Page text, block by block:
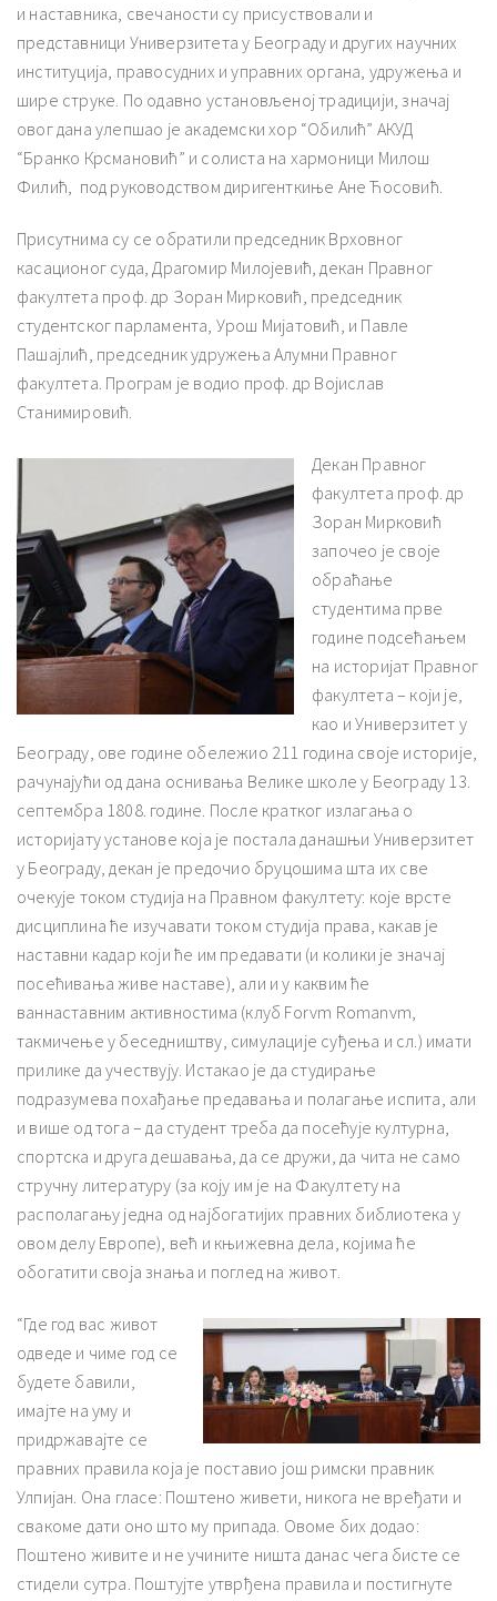
и наставника, свечаности су присуствовали и
представници Универзитета у Београду и других научних
институција, правосудних и управних органа, удружења и
шире струке. По одавно установљеној традицији, значај
овог дана улепшао је академски хор “Обилић” АКУД
“Бранко Крсмановић” и солиста на хармоници Милош
Филић, под руководством диригенткиње Ане Ћосовић.
Присутнима су се обратили председник Врховног
касационог суда, Драгомир Милојевић, декан Правног
факултета проф. др Зоран Мирковић, председник
студентског парламента, Урош Мијатовић, и Павле
Пашајлић, председник удружења Алумни Правног
факултета. Програм је водио проф. др Војислав
Станимировић.
Декан Правног
факултета проф. др
Зоран Мирковић
започео је своје
обраћање
студентима прве
године подсећањем
на историјат Правног
факултета – који је,
као и Универзитет у
Београду, ове године обележио 211 година своје историје,
рачунајући од дана оснивања Велике школе у Београду 13.
септембра 1808. године. После кратког излагања о
историјату установе која је постала данашњи Универзитет
у Београду, декан је предочио бруцошима шта их све
очекује током студија на Правном факултету: које врсте
дисциплина ће изучавати током студија права, какав је
наставни кадар који ће им предавати (и колики је значај
посећивања живе наставе), али и у каквим ће
ваннаставним активностима (клуб Forvm Romanvm,
такмичење у беседништву, симулације суђења и сл.) имати
прилике да учествују. Истакао је да студирање
подразумева похађање предавања и полагање испита, али
и више од тога – да студент треба да посећује културна,
спортска и друга дешавања, да се дружи, да чита не само
стручну литературу (за коју им је на Факултету на
располагању једна од најбогатијих правних библиотека у
овом делу Европе), већ и књижевна дела, којима ће
обогатити своја знања и поглед на живот.
“Где год вас живот
одведе и чиме год се
будете бавили,
имајте на уму и
придржавајте се
правних правила која је поставио још римски правник
Улпијан. Она гласе: Поштено живети, никога не вређати и
свакоме дати оно што му припада. Овоме бих додао:
Поштено живите и не учините ништа данас чега бисте се
стидели сутра. Поштујте утврђена правила и постигнуте